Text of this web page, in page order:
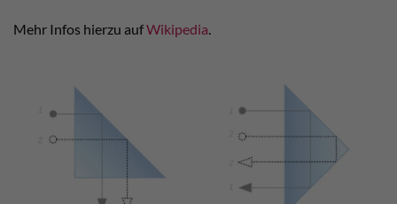
Mehr Infos hierzu aufWikipedia.